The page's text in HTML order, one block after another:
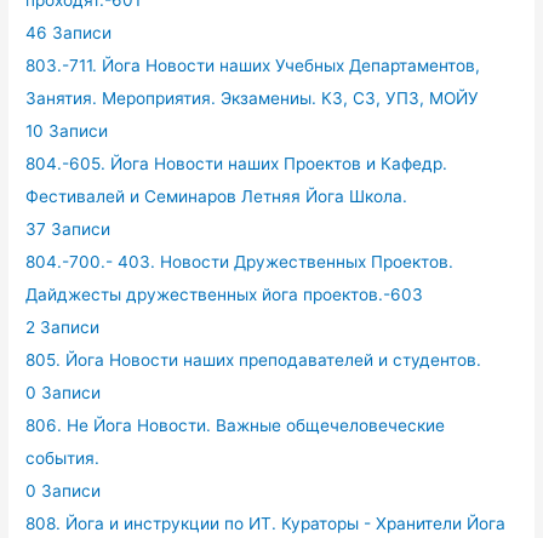
46 Записи
803.-711. Йога Новости наших Учебных Департаментов,
Занятия. Мероприятия. Экзамениы. КЗ, СЗ, УПЗ, МОЙУ
10 Записи
804.-605. Йога Новости наших Проектов и Кафедр.
Фестивалей и Семинаров Летняя Йога Школа.
37 Записи
804.-700.- 403. Новости Дружественных Проектов.
Дайджесты дружественных йога проектов.-603
2 Записи
805. Йога Новости наших преподавателей и студентов.
0 Записи
806. Не Йога Новости. Важные общечеловеческие
события.
0 Записи
808. Йога и инструкции по ИТ. Кураторы - Хранители Йога